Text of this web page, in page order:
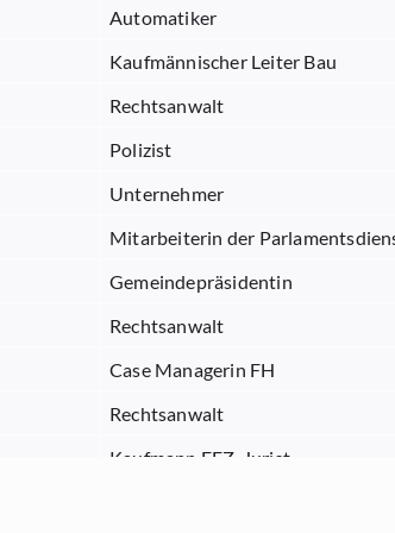
Automatiker
Kaufmännischer Leiter Bau
Rechtsanwalt
Polizist
Unternehmer
Mitarbeiterin der
Gemeindepräsidentin
Rechtsanwalt
Case Managerin FH
Rechtsanwalt
Kaufmann EFZ, Jurist